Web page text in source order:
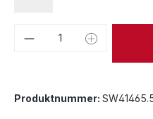
Produkt Anzahl:
Produktnummer: